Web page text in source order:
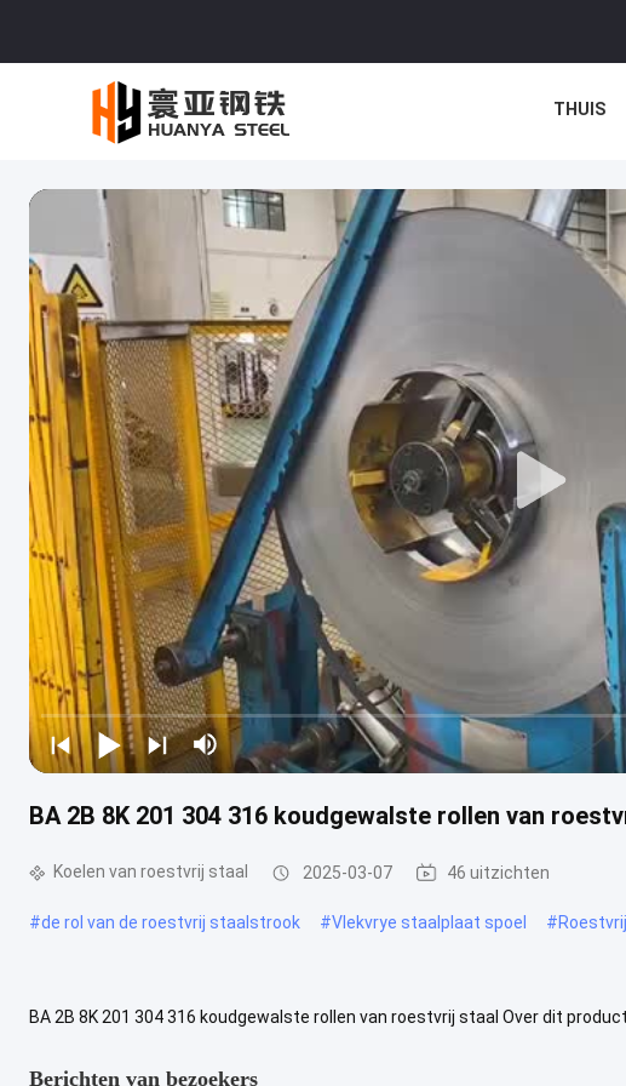
THUIS
BA 2B 8K 201 304 316 koudgewalste rollen van
Koelen van roestvrij staal 2025-03-07 46 uitzichten
#de rol van de roestvrij staalstrook #Vlekvrye staalplaat spoel #
BA 2B 8K 201 304 316 koudgewalste rollen van roestvrij staal Over dit
Berichten van bezoekers